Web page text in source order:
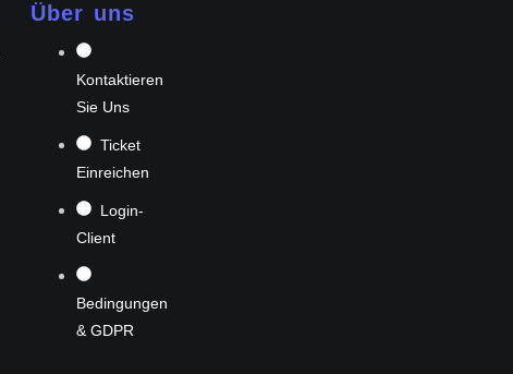
Über uns
Kontaktieren
Sie Uns
Ticket
Einreichen
Login-
Client
Bedingungen
& GDPR